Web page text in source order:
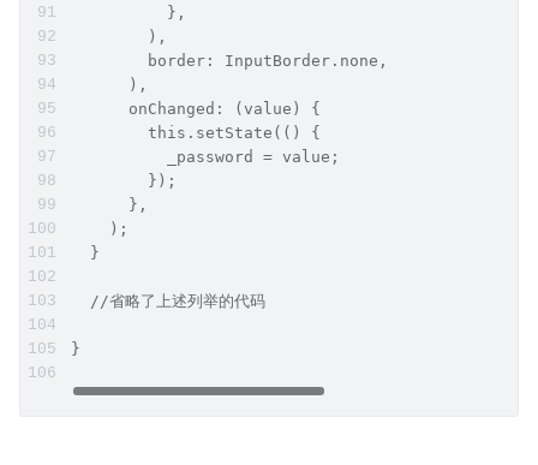
          },
        ),
        border: InputBorder.none,
      ),
      onChanged: (value) {
        this.setState(() {
          _password = value;
        });
      },
    );
  }
  //省略了上述列举的代码
}